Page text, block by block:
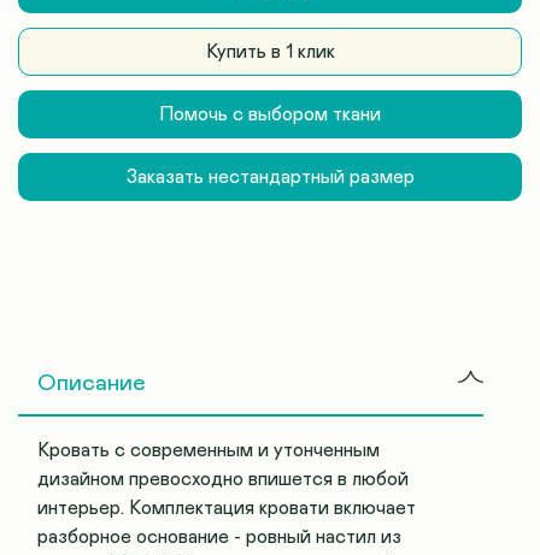
Купить в 1 клик
Помочь с выбором ткани
Заказать нестандартный размер
Описание
Кровать с современным и утонченным
дизайном превосходно впишется в любой
интерьер. Комплектация кровати включает
разборное основание - ровный настил из